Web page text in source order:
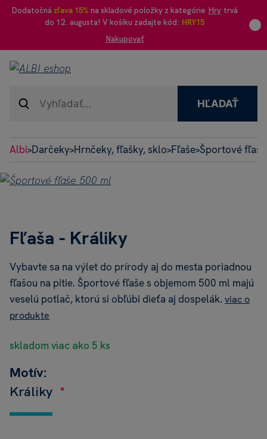
Dodatočná zľava 15% na skladové položky z kategórie Hry trvá
do 12. augusta! V košíku zadajte kód: HRY15
Nakupovať
HĽADAŤ
Albi>Darčeky>Hrnčeky, fľašky, sklo>Fľaše>Športové
Fľaša - Králiky
Vybavte sa na výlet do prírody aj do mesta poriadnou
fľašou na pitie. Športové fľaše s objemom 500 ml majú
veselú potlač, ktorú si obľúbi dieťa aj dospelák. viac o
produkte
skladom viac ako 5 ks
Motív:
Králiky